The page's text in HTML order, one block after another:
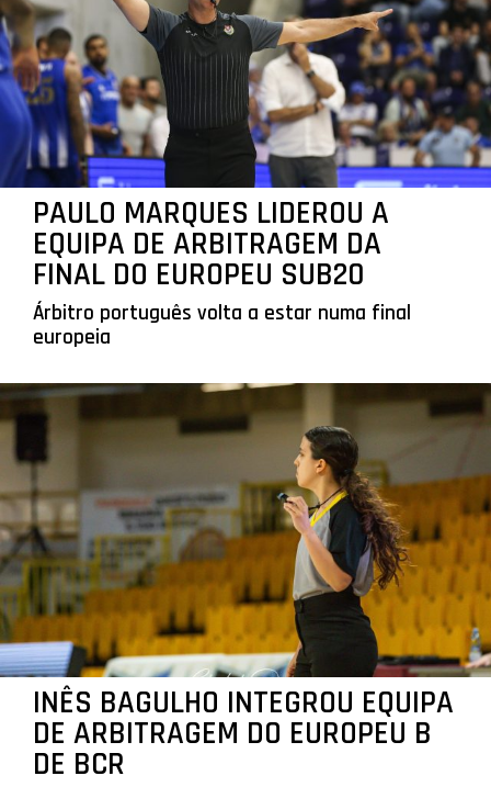
PAULO MARQUES LIDEROU A
EQUIPA DE ARBITRAGEM DA
FINAL DO EUROPEU SUB20
Árbitro português volta a estar numa final
europeia
INÊS BAGULHO INTEGROU EQUIPA
DE ARBITRAGEM DO EUROPEU B
DE BCR